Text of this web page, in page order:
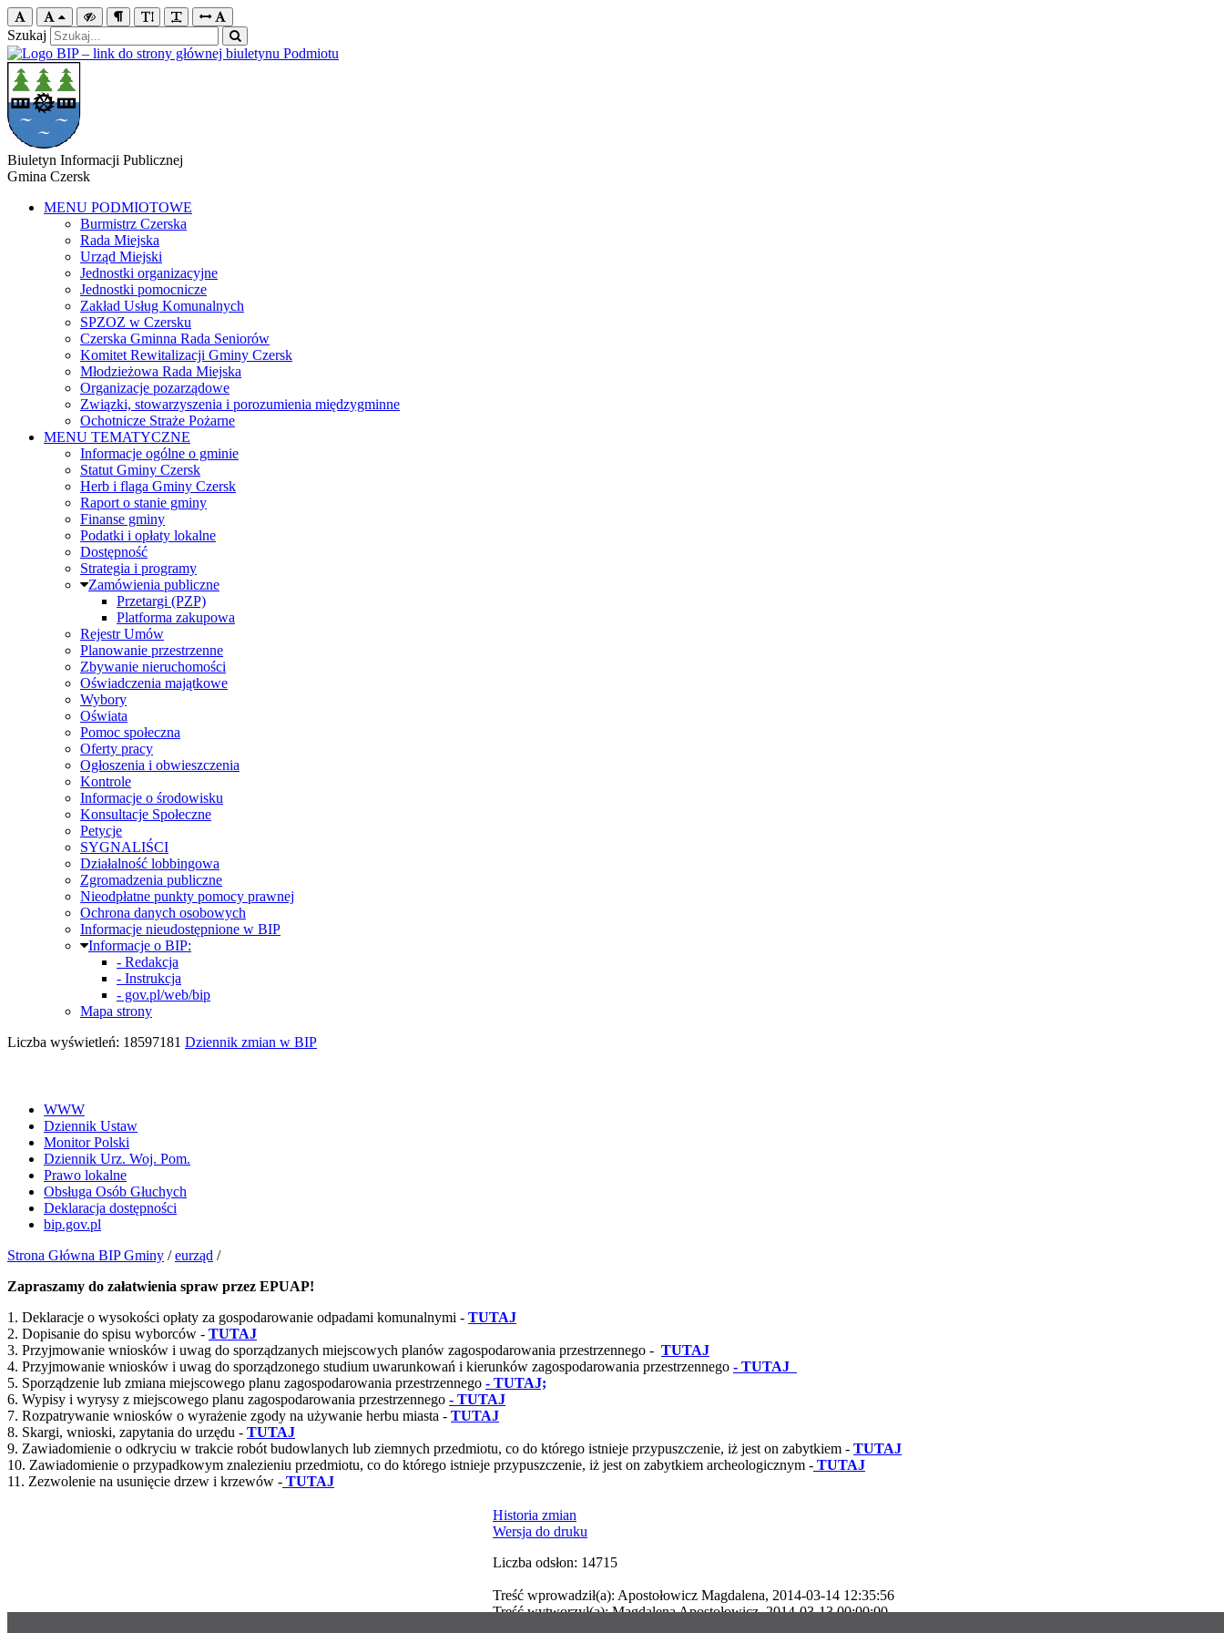
Szukaj
Biuletyn Informacji Publicznej
Gmina Czersk
MENU PODMIOTOWE
Burmistrz Czerska
Rada Miejska
Urząd Miejski
Jednostki organizacyjne
Jednostki pomocnicze
Zakład Usług Komunalnych
SPZOZ w Czersku
Czerska Gminna Rada Seniorów
Komitet Rewitalizacji Gminy Czersk
Młodzieżowa Rada Miejska
Organizacje pozarządowe
Związki, stowarzyszenia i porozumienia międzygminne
Ochotnicze Straże Pożarne
MENU TEMATYCZNE
Informacje ogólne o gminie
Statut Gminy Czersk
Herb i flaga Gminy Czersk
Raport o stanie gminy
Finanse gminy
Podatki i opłaty lokalne
Dostępność
Strategia i programy
Zamówienia publiczne
Przetargi (PZP)
Platforma zakupowa
Rejestr Umów
Planowanie przestrzenne
Zbywanie nieruchomości
Oświadczenia majątkowe
Wybory
Oświata
Pomoc społeczna
Oferty pracy
Ogłoszenia i obwieszczenia
Kontrole
Informacje o środowisku
Konsultacje Społeczne
Petycje
SYGNALIŚCI
Działalność lobbingowa
Zgromadzenia publiczne
Nieodpłatne punkty pomocy prawnej
Ochrona danych osobowych
Informacje nieudostępnione w BIP
Informacje o BIP:
- Redakcja
- Instrukcja
- gov.pl/web/bip
Mapa strony
Liczba wyświetleń: 18597181 Dziennik zmian w BIP
WWW
Dziennik Ustaw
Monitor Polski
Dziennik Urz. Woj. Pom.
Prawo lokalne
Obsługa Osób Głuchych
Deklaracja dostępności
bip.gov.pl
Strona Główna BIP Gminy /eurząd /
Zapraszamy do załatwienia spraw przez EPUAP!
1. Deklaracje o wysokości opłaty za gospodarowanie odpadami komunalnymi - TUTAJ
2. Dopisanie do spisu wyborców - TUTAJ
3. Przyjmowanie wniosków i uwag do sporządzanych miejscowych planów zagospodarowania przestrzennego - TUTAJ
4. Przyjmowanie wniosków i uwag do sporządzonego studium uwarunkowań i kierunków zagospodarowania przestrzennego - TUTAJ
5. Sporządzenie lub zmiana miejscowego planu zagospodarowania przestrzennego - TUTAJ;
6. Wypisy i wyrysy z miejscowego planu zagospodarowania przestrzennego - TUTAJ
7. Rozpatrywanie wniosków o wyrażenie zgody na używanie herbu miasta - TUTAJ
8. Skargi, wnioski, zapytania do urzędu - TUTAJ
9. Zawiadomienie o odkryciu w trakcie robót budowlanych lub ziemnych przedmiotu, co do którego istnieje przypuszczenie, iż jest on zabytkiem - TUTAJ
10. Zawiadomienie o przypadkowym znalezieniu przedmiotu, co do którego istnieje przypuszczenie, iż jest on zabytkiem archeologicznym - TUTAJ
11. Zezwolenie na usunięcie drzew i krzewów - TUTAJ
Historia zmian
Wersja do druku
Liczba odsłon: 14715
Treść wprowadził(a): Apostołowicz Magdalena, 2014-03-14 12:35:56
Treść wytworzył(a): Magdalena Apostołowicz, 2014-03-13 00:00:00